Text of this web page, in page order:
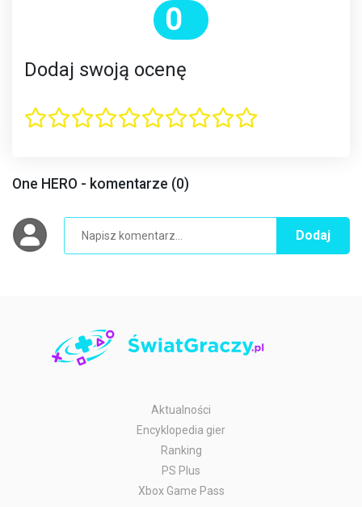
0
Dodaj swoją ocenę
One HERO - komentarze (0)
Dodaj
Aktualności
Encyklopedia gier
Ranking
PS Plus
Xbox Game Pass